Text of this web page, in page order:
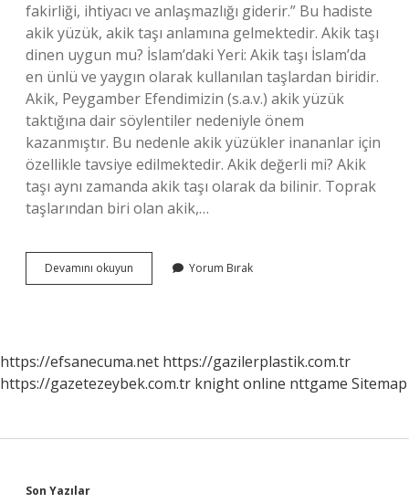
fakirliği, ihtiyacı ve anlaşmazlığı giderir.” Bu hadiste
akik yüzük, akik taşı anlamına gelmektedir. Akik taşı
dinen uygun mu? İslam’daki Yeri: Akik taşı İslam’da
en ünlü ve yaygın olarak kullanılan taşlardan biridir.
Akik, Peygamber Efendimizin (s.a.v.) akik yüzük
taktığına dair söylentiler nedeniyle önem
kazanmıştır. Bu nedenle akik yüzükler inananlar için
özellikle tavsiye edilmektedir. Akik değerli mi? Akik
taşı aynı zamanda akik taşı olarak da bilinir. Toprak
taşlarından biri olan akik,…
Devamını okuyun
Yüzük
Yorum Bırak
https://efsanecuma.net https://gazilerplastik.com.tr
https://gazetezeybek.com.tr knight online nttgame Sitemap
Son Yazılar